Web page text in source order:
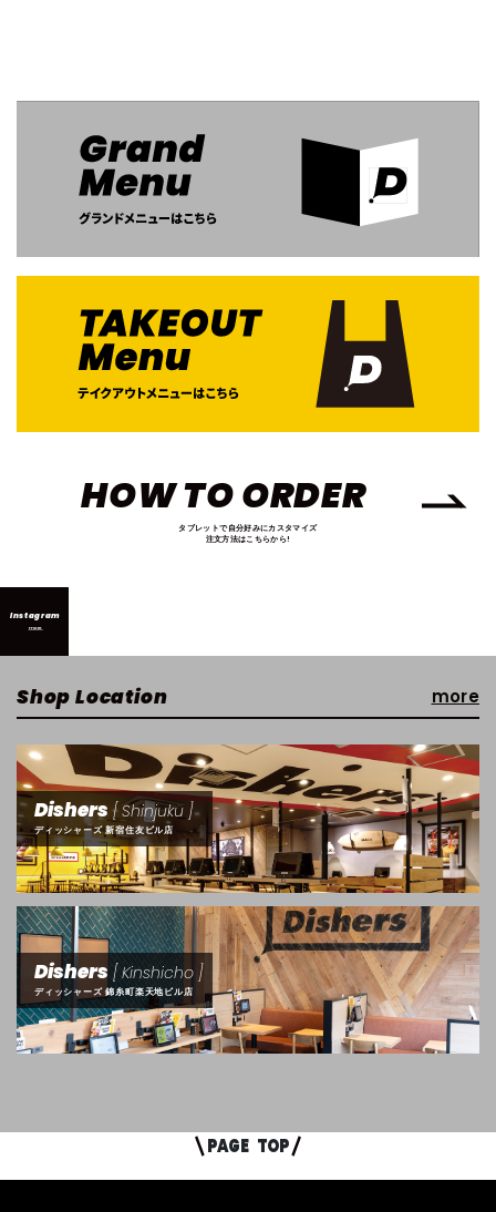
HOW TO ORDER
タブレットで自分好みにカスタマイズ
注文方法はこちらから!
Instagram
more
Shop Location more
Dishers [ Shinjuku ]
ディッシャーズ 新宿住友ビル店
Dishers [ Kinshicho ]
ディッシャーズ 錦糸町楽天地ビル店
PAGE TOP